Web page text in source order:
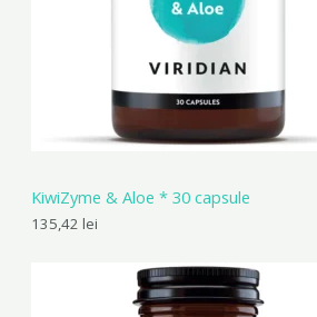
KiwiZyme & Aloe * 30 capsule
135,42 lei